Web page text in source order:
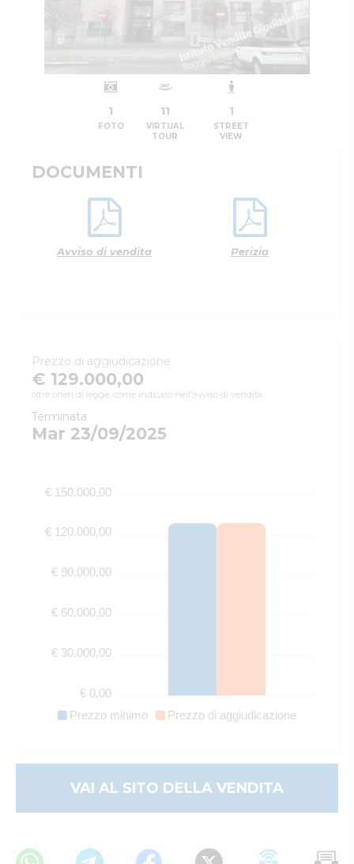
1
FOTO
11
VIRTUAL
TOUR
1
STREET
VIEW
DOCUMENTI
Avviso di vendita Perizia
Prezzo di aggiudicazione
€ 129.000,00
oltre oneri di legge, come indicato nell'avviso di vendita.
Terminata
Mar 23/09/2025
Prezzo minimo Prezzo di aggiudicazione
€ 150.000,00
€ 120.000,00
€ 90.000,00
€ 60.000,00
€ 30.000,00
€ 0,00
VAI AL SITO DELLA VENDITA